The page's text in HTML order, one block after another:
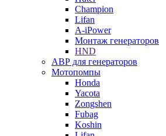
Champion
Lifan
A-iPower
Монтаж генераторов
HND
АВР для генераторов
Мотопомпы
Honda
Yacota
Zongshen
Fubag
Koshin